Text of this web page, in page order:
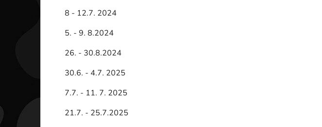
8 - 12.7. 2024
5. - 9. 8.2024
26. - 30.8.2024
30.6. - 4.7. 2025
7.7. - 11. 7. 2025
21.7. - 25.7.2025